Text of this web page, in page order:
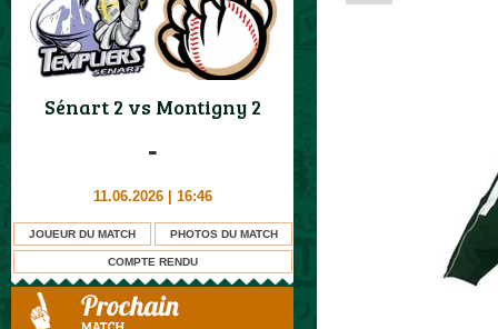
Sénart 2 vs Montigny 2
-
11.06.2026 | 16:46
JOUEUR DU MATCH PHOTOS DU MATCH
COMPTE RENDU